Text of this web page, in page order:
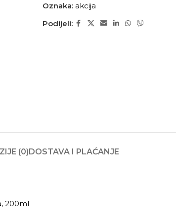
Oznaka: akcija
Podijeli:
(0)DOSTAVA I PLAĆANJE
200ml